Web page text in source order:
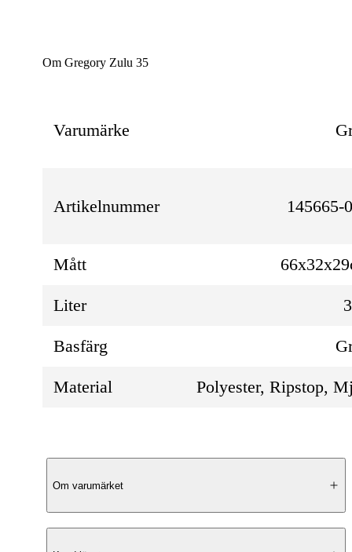
Om Gregory Zulu 35
Varumärke
Artikelnummer 145665-
Mått
Liter
Basfärg
Material Polyester, Ripstop,
Produktbeskrivning
Ventilerad Komfort
Om varumärket